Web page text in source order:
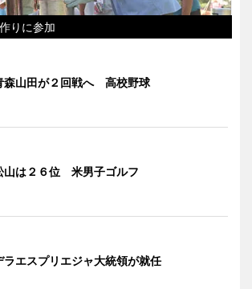
りに参加
森山田が２回戦へ 高校野球
山は２６位 米男子ゴルフ
ラエスプリエジャ大統領が就任